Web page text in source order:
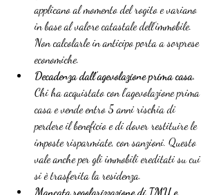
applicano al momento del rogito e variano
in base al valore catastale dell’immobile.
Non calcolarle in anticipo porta a sorprese
economiche.
Decadenza dall’agevolazione prima casa.
Chi ha acquistato con l’agevolazione prima
casa e vende entro 5 anni rischia di
perdere il beneficio e di dover restituire le
imposte risparmiate, con sanzioni. Questo
vale anche per gli immobili ereditati su cui
si è trasferita la residenza.
Mancata regolarizzazione di IMU e